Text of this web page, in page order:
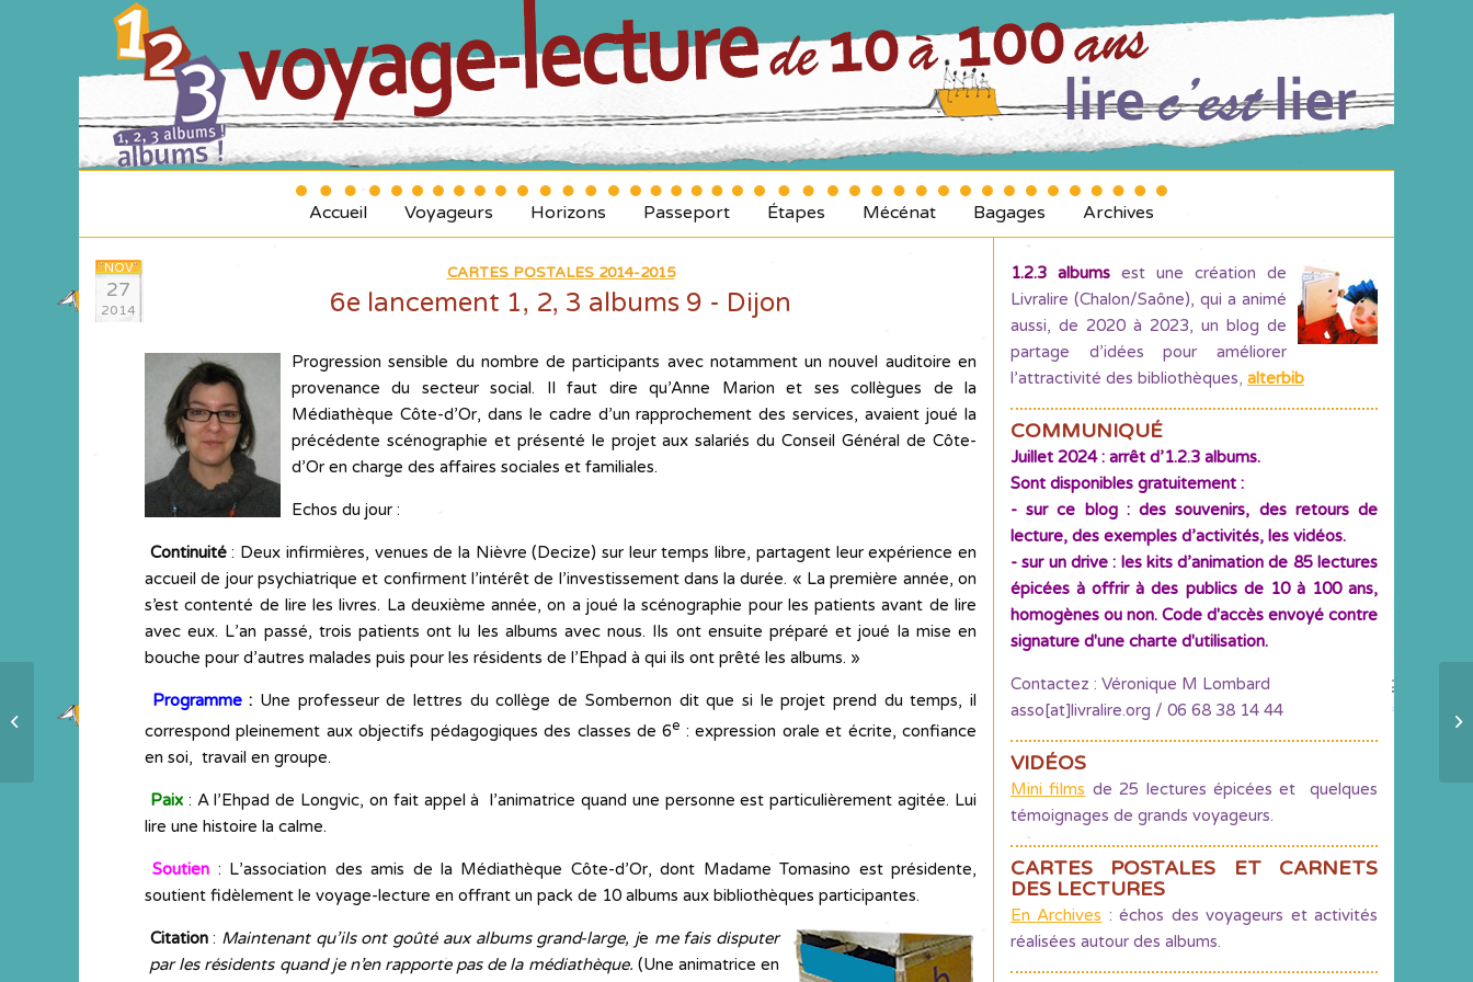
Accueil Voyageurs Horizons Passeport Étapes Mécénat Bagages Archives
NOV
27
2014
CARTES POSTALES 2014-2015
6e lancement 1, 2, 3 albums 9 ­- Dijon
Progression sensible du nombre de participants avec notamment un nouvel auditoire en
provenance du secteur social. Il faut dire qu’Anne Marion et ses collègues de la
Médiathèque Côte-d’Or, dans le cadre d’un rapprochement des services, avaient joué la
précédente scénographie et présenté le projet aux salariés du Conseil Général de Côte-
d’Or en charge des affaires sociales et familiales.
Echos du jour :
Continuité : Deux infirmières, venues de la Nièvre (Decize) sur leur temps libre, partagent leur expérience en
accueil de jour psychiatrique et confirment l’intérêt de l’investissement dans la durée. « La première année, on
s’est contenté de lire les livres. La deuxième année, on a joué la scénographie pour les patients avant de lire
avec eux. L’an passé, trois patients ont lu les albums avec nous. Ils ont ensuite préparé et joué la mise en
bouche pour d’autres malades puis pour les résidents de l’Ehpad à qui ils ont prêté les albums. »
Programme: Une professeur de lettres du collège de Sombernon dit que si le projet prend du temps, il
correspond pleinement aux objectifs pédagogiques des classes de 6e : expression orale et écrite, confiance
en soi, travail en groupe.
Paix : A l’Ehpad de Longvic, on fait appel à l’animatrice quand une personne est particulièrement agitée. Lui
lire une histoire la calme.
Soutien : L’association des amis de la Médiathèque Côte-d’Or, dont Madame Tomasino est présidente,
soutient fidèlement le voyage-lecture en offrant un pack de 10 albums aux bibliothèques participantes.
Citation : Maintenant qu’ils ont goûté aux albums grand-large, je me fais disputer
par les résidents quand je n’en rapporte pas de la médiathèque. (Une animatrice en
1.2.3 albums est une création de
Livralire (Chalon/Saône), qui a animé
aussi, de 2020 à 2023, un blog de
partage d’idées pour améliorer
l’attractivité des bibliothèques, alterbib
COMMUNIQUÉ
Juillet 2024 : arrêt d’1.2.3 albums.
Sont disponibles gratuitement :
- sur ce blog : des souvenirs, des retours de
lecture, des exemples d’activités, les vidéos.
- sur un drive : les kits d’animation de 85 lectures
épicées à offrir à des publics de 10 à 100 ans,
homogènes ou non. Code d'accès envoyé contre
signature d'une charte d'utilisation.
Contactez : Véronique M Lombard
asso[at]livralire.org / 06 68 38 14 44
VIDÉOS
Mini films de 25 lectures épicées et quelques
témoignages de grands voyageurs.
CARTES POSTALES ET CARNETS
DES LECTURES
En Archives : échos des voyageurs et activités
réalisées autour des albums.
5e lancement 1, 2, 3 albums 9
­- Bourg-en-Bresse